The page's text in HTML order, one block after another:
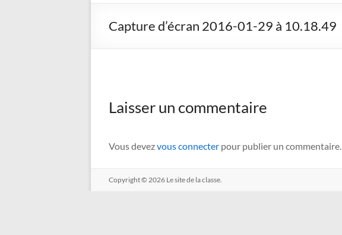
Capture d’écran 2016-01-29 à 10.18.49
Laisser un commentaire
Vous devezvous connecter pour publier un commentaire.
Copyright © 2026 Le site de la classe.